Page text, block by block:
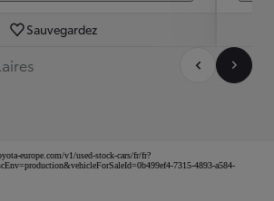
Sauvegardez
europe.com/v1/used-stock-cars/fr/fr?
7315-4893-a584-